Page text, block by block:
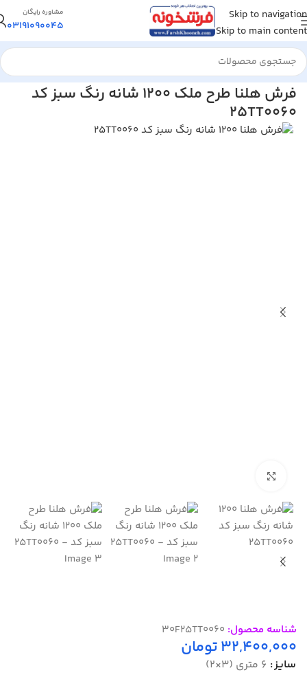
Skip to navigation
Skip to main content
مشاوره رایگان
03191090045
خانه/فرش ماشینی/فرش 1200 شانه
فرش هلنا طرح ملک 1200 شانه رنگ سبز کد
25TT0060
شناسه محصول: 30F25TT0060
32,400,000تومان
سایز 6 متری (3×2)